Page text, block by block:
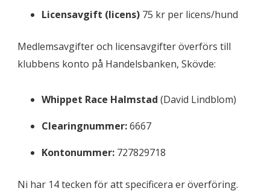
Licensavgift (licens) 75 kr per licens/hund
Medlemsavgifter och licensavgifter överförs till
klubbens konto på Handelsbanken, Skövde:
Whippet Race Halmstad (David Lindblom)
Clearingnummer:6667
Kontonummer: 727829718
Ni har 14 tecken för att specificera er överföring.